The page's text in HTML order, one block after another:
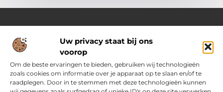
Uw privacy staat bij ons
voorop
Om de beste ervaringen te bieden, gebruiken wij technologieën
zoals cookies om informatie over je apparaat op te slaan en/of te
raadplegen. Door in te stemmen met deze technologieën kunnen
Over Passievoorinternet
Jouw bron voor frisse ideeën en handige tips
Laat je inspireren door een gevarieerde selectie aan blogs en
artikelen vol praktische adviezen, slimme inzichten en
motiverende verhalen die je dagelijks leven nét dat beetje
makkelijker en leuker maken.